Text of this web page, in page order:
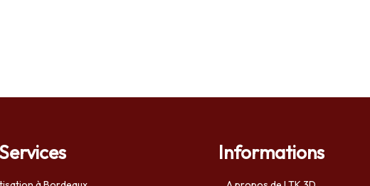
Informations